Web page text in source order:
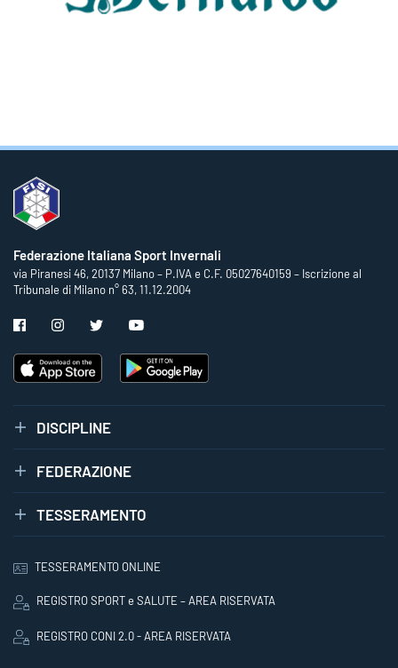
Federazione Italiana Sport Invernali
via Piranesi 46, 20137 Milano – P.IVA e C.F. 05027640159 – Iscrizione al
Tribunale di Milano n° 63, 11.12.2004
DISCIPLINE
FEDERAZIONE
TESSERAMENTO
TESSERAMENTO ONLINE
REGISTRO SPORT e SALUTE – AREA RISERVATA
REGISTRO CONI 2.0 - AREA RISERVATA